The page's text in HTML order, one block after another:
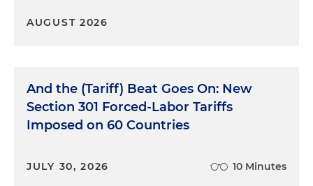
AUGUST 2026
And the (Tariff) Beat Goes On: New
Section 301 Forced-Labor Tariffs
Imposed on 60 Countries
JULY 30, 2026 10 Minutes